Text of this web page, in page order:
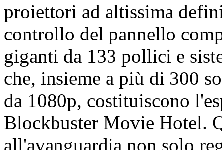
proiettori ad altissima
controllo del pannello
giganti da 133 pollici e
che, insieme a più di 300
da 1080p, costituiscono
Blockbuster Movie Hotel.
all'avanguardia non solo